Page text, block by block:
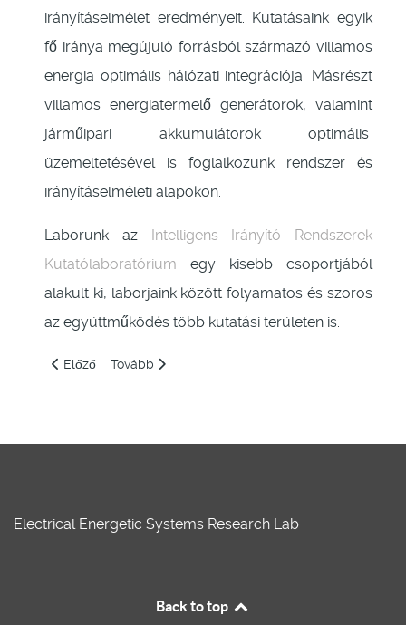
irányításelmélet eredményeit. Kutatásaink egyik
fő iránya megújuló forrásból származó villamos
energia optimális hálózati integrációja. Másrészt
villamos energiatermelő generátorok, valamint
járműipari akkumulátorok optimális
üzemeltetésével is foglalkozunk rendszer és
irányításelméleti alapokon.
Laborunk az Intelligens Irányító Rendszerek
Kutatólaboratórium egy kisebb csoportjából
alakult ki, laborjaink között folyamatos és szoros
az együttműködés több kutatási területen is.
Előző cikk: Publikációk
Előző Következő cikk: A labor vezetője
Tovább
Electrical Energetic Systems Research Lab
Back to top